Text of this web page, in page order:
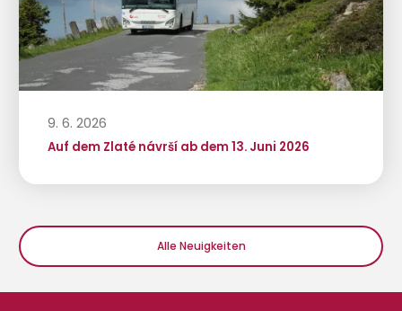
9. 6. 2026
Auf dem Zlaté návrší ab dem 13. Juni 2026
Alle Neuigkeiten